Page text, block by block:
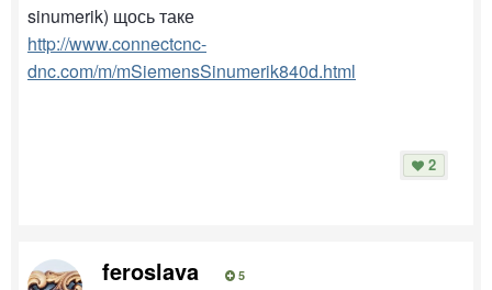
sinumerik) щось таке
http://www.connectcnc-
dnc.com/m/mSiemensSinumerik840d.html
2
feroslava 5